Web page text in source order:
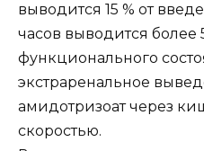
выводится 15 % от
часов выводится
функционального
экстраренальное
амидотризоат через
скоростью.